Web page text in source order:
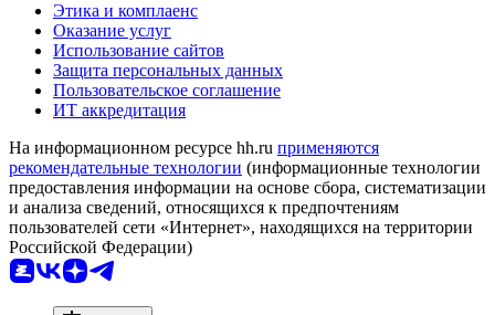
Этика и комплаенс
Оказание услуг
Использование сайтов
Защита персональных данных
Пользовательское соглашение
ИТ аккредитация
На информационном ресурсе hh.ru применяются
рекомендательные технологии (информационные технологии
предоставления информации на основе сбора, систематизации
и анализа сведений, относящихся к предпочтениям
пользователей сети «Интернет», находящихся на территории
Российской Федерации)